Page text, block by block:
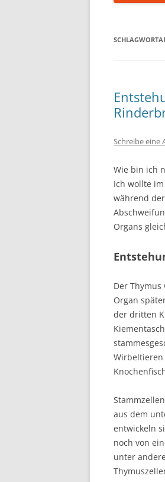
Schreibe eine
Wie bin ich
Ich wollte
während
Organs
Der
Organ
der dritten
Wirbeltieren
aus dem
entwickeln
noch von
unter